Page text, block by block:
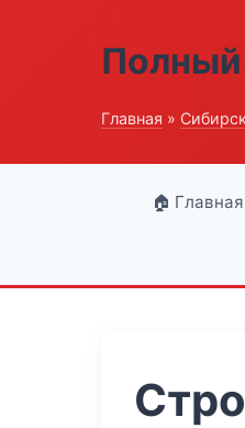
Полный
Главная »
🏠 Главная